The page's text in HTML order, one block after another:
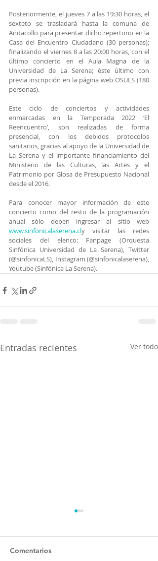
Posteriormente, el jueves 7 a las 19:30 horas, el
sexteto se trasladará hasta la comuna de
Andacollo para presentar dicho repertorio en la
Casa del Encuentro Ciudadano (30 personas);
finalizando el viernes 8 a las 20:00 horas, con el
último concierto en el Aula Magna de la
Universidad de La Serena; éste último con
previa inscripción en la página web OSULS (180
personas).
Este ciclo de conciertos y actividades
enmarcadas en la Temporada 2022 ‘El
Reencuentro’, son realizadas de forma
presencial, con los debidos protocolos
sanitarios, gracias al apoyo de la Universidad de
La Serena y el importante financiamiento del
Ministerio de las Culturas, las Artes y el
Patrimonio por Glosa de Presupuesto Nacional
desde el 2016.
Para conocer mayor información de este
concierto como del resto de la programación
www.sinfonicalaserena.cly visitar las redes
sociales del elenco: Fanpage (Orquesta
Sinfónica Universidad de La Serena), Twitter
(@sinfonicaLS), Instagram (@sinfonicalaserena),
Youtube (Sinfónica La Serena).
Entradas recientes Ver todo
Comentarios